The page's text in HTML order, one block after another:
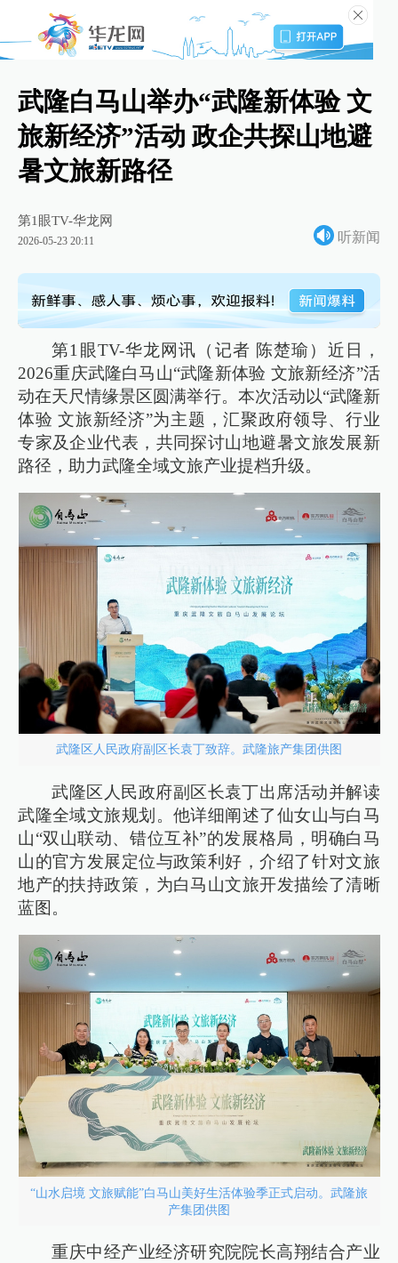
武隆白马山举办“武隆新体验 文
旅新经济”活动 政企共探山地避
暑文旅新路径
第1眼TV-华龙网
2026-05-23 20:11 听新闻
第1眼TV-华龙网讯（记者 陈楚瑜）近日，
2026重庆武隆白马山“武隆新体验 文旅新经济”活
动在天尺情缘景区圆满举行。本次活动以“武隆新
体验 文旅新经济”为主题，汇聚政府领导、行业
专家及企业代表，共同探讨山地避暑文旅发展新
路径，助力武隆全域文旅产业提档升级。
武隆区人民政府副区长袁丁致辞。武隆旅产集团供图
武隆区人民政府副区长袁丁出席活动并解读
武隆全域文旅规划。他详细阐述了仙女山与白马
山“双山联动、错位互补”的发展格局，明确白马
山的官方发展定位与政策利好，介绍了针对文旅
地产的扶持政策，为白马山文旅开发描绘了清晰
蓝图。
“山水启境 文旅赋能”白马山美好生活体验季正式启动。武隆旅
产集团供图
重庆中经产业经济研究院院长高翔结合产业